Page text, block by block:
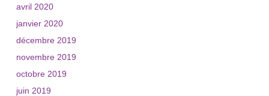
avril 2020
janvier 2020
décembre 2019
novembre 2019
octobre 2019
juin 2019